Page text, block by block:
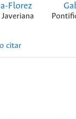
Florez
citar